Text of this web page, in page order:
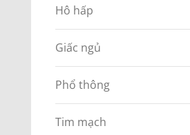
Hô hấp
Giấc ngủ
Phổ thông
Tim mạch